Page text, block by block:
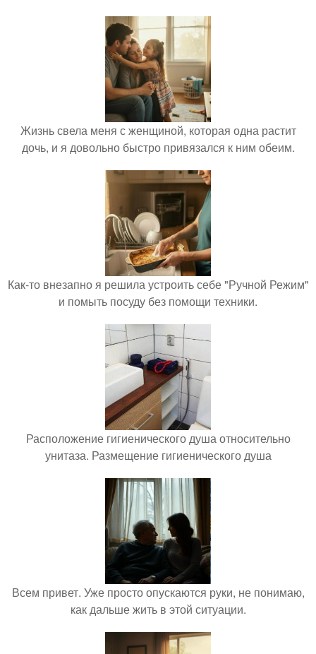
Жизнь свела меня с женщиной, которая одна растит
дочь, и я довольно быстро привязался к ним обеим.
Как-то внезапно я решила устроить себе "Ручной Режим"
и помыть посуду без помощи техники.
Расположение гигиенического душа относительно
унитаза. Размещение гигиенического душа
Всем привет. Уже просто опускаются руки, не понимаю,
как дальше жить в этой ситуации.